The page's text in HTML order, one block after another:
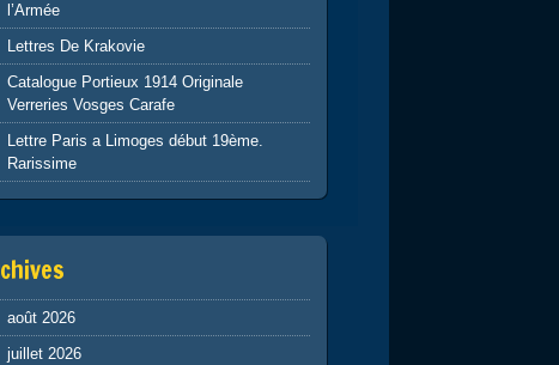
l’Armée
Lettres De Krakovie
Catalogue Portieux 1914 Originale
Verreries Vosges Carafe
Lettre Paris a Limoges début 19ème.
Rarissime
août 2026
juillet 2026